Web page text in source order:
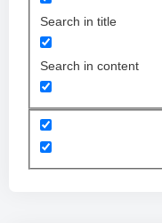
Search in title
Search in content